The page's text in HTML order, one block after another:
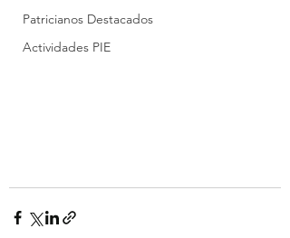
Patricianos Destacados
Actividades PIE